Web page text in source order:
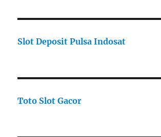
Slot Deposit Pulsa Indosat
Toto Slot Gacor